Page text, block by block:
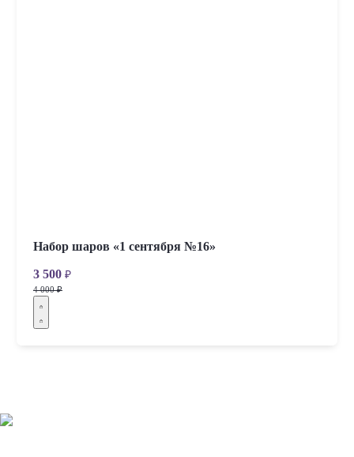
Набор шаров «1 сентября №16»
3 500 ₽
4 000 ₽